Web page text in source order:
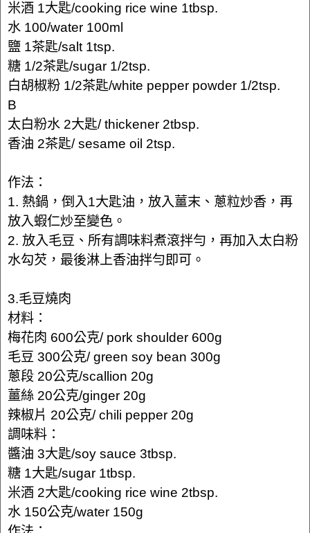
米酒 1大匙/cooking rice wine 1tbsp.
水 100/water 100ml
鹽 1茶匙/salt 1tsp.
糖 1/2茶匙/sugar 1/2tsp.
白胡椒粉 1/2茶匙/white pepper powder 1/2tsp.
B
太白粉水 2大匙/ thickener 2tbsp.
香油 2茶匙/ sesame oil 2tsp.
作法：
1. 熱鍋，倒入1大匙油，放入薑末、蔥粒炒香，再
放入蝦仁炒至變色。
2. 放入毛豆、所有調味料煮滾拌勻，再加入太白粉
水勾芡，最後淋上香油拌勻即可。
3.毛豆燒肉
材料：
梅花肉 600公克/ pork shoulder 600g
毛豆 300公克/ green soy bean 300g
蔥段 20公克/scallion 20g
薑絲 20公克/ginger 20g
辣椒片 20公克/ chili pepper 20g
調味料：
醬油 3大匙/soy sauce 3tbsp.
糖 1大匙/sugar 1tbsp.
米酒 2大匙/cooking rice wine 2tbsp.
水 150公克/water 150g